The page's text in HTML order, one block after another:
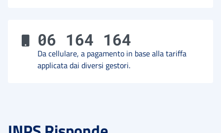
06 164 164
Da cellulare, a pagamento in base alla tariffa
applicata dai diversi gestori.